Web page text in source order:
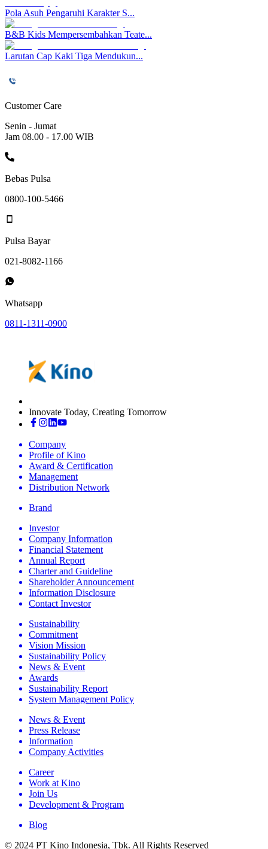
Pola Asuh Pengaruhi Karakter S...
B&B Kids Mempersembahkan Teate...
Larutan Cap Kaki Tiga Mendukun...
Customer Care
Senin - Jumat
Jam 08.00 - 17.00 WIB
Bebas Pulsa
0800-100-5466
Pulsa Bayar
021-8082-1166
Whatsapp
0811-1311-0900
Innovate Today, Creating Tomorrow
Company
Profile of Kino
Award & Certification
Management
Distribution Network
Brand
Investor
Company Information
Financial Statement
Annual Report
Charter and Guideline
Shareholder Announcement
Information Disclosure
Contact Investor
Sustainability
Commitment
Vision Mission
Sustainability Policy
News & Event
Awards
Sustainability Report
System Management Policy
News & Event
Press Release
Information
Company Activities
Career
Work at Kino
Join Us
Development & Program
Blog
© 2024 PT Kino Indonesia, Tbk. All Rights Reserved